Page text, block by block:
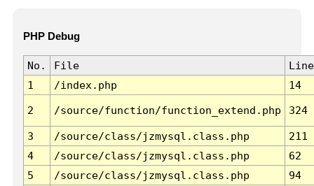
PHP Debug
No. File
Line
1
/index.php 14
2 /source/function/function_extend.php 324
3 /source/class/jzmysql.class.php
211
4
/source/class/jzmysql.class.php
62
5
/source/class/jzmysql.class.php
94